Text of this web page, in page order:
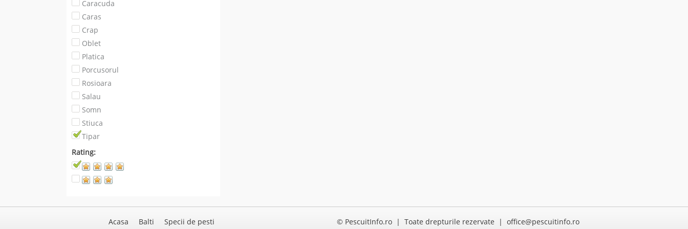
Caracuda
Caras
Crap
Oblet
Platica
Porcusorul
Rosioara
Salau
Somn
Stiuca
Tipar
Rating:
Acasa Balti Specii de pesti © PescuitInfo.ro | Toate drepturile rezervate | office@pescuitinfo.ro